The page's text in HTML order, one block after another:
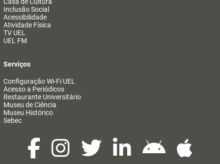
Inclusão Social
Acessibilidade
Atividade Física
TV UEL
UEL FM
Serviços
Configuração Wi-Fi UEL
Acesso a Periódicos
Restaurante Universitário
Museu de Ciência
Museu Histórico
Sebec